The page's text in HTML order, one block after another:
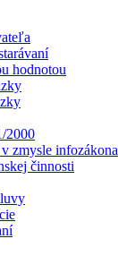
hodnotou
2000
zmysle infozákona
činnosti